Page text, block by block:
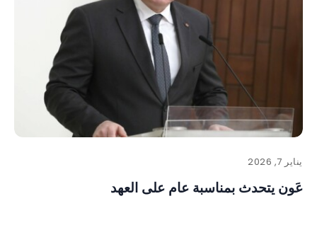
يناير 7, 2026
عَون يتحدث بمناسبة عام على العهد